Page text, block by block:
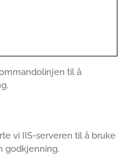
til å
vi IIS-serveren til å bruke
godkjenning.